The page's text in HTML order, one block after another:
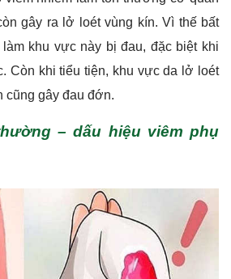
gây ra lở loét vùng kín. Vì thế bất
khu vực này bị đau, đặc biệt khi
Còn khi tiểu tiện, khu vực da lở loét
cũng gây đau đớn.
– dấu hiệu viêm phụ